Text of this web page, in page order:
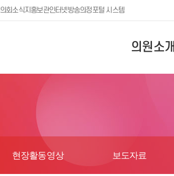
의회소식지 홍보관인터넷방송의정포털 시스템
의원소개
현장활동영상 보도자료